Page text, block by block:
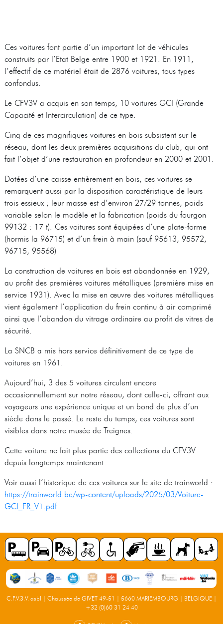
Ces voitures font partie d’un important lot de véhicules
construits par l’Etat Belge entre 1900 et 1921. En 1911,
l’effectif de ce matériel était de 2876 voitures, tous types
confondus.
Le CFV3V a acquis en son temps, 10 voitures GCI (Grande
Capacité et Intercirculation) de ce type.
Cinq de ces magnifiques voitures en bois subsistent sur le
réseau, dont les deux premières acquisitions du club, qui ont
fait l’objet d’une restauration en profondeur en 2000 et 2001.
Dotées d’une caisse entièrement en bois, ces voitures se
remarquent aussi par la disposition caractéristique de leurs
trois essieux ; leur masse est d’environ 27/29 tonnes, poids
variable selon le modèle et la fabrication (poids du fourgon
99132 : 17 t). Ces voitures sont équipées d’une plate-forme
(hormis la 96715) et d’un frein à main (sauf 95613, 95572,
96715, 95568)
La construction de voitures en bois est abandonnée en 1929,
au profit des premières voitures métalliques (première mise en
service 1931). Avec la mise en œuvre des voitures métalliques
vient également l’application du frein continu à air comprimé
ainsi que l’abandon du vitrage ordinaire au profit de vitres de
sécurité.
La SNCB a mis hors service définitivement de ce type de
voitures en 1961.
Aujourd’hui, 3 des 5 voitures circulent encore
occasionnellement sur notre réseau, dont celle-ci, offrant aux
voyageurs une expérience unique et un bond de plus d’un
siècle dans le passé. Le reste du temps, ces voitures sont
visibles dans notre musée de Treignes.
Cette voiture ne fait plus partie des collections du CFV3V
depuis longtemps maintenant
Voir aussi l’historique de ces voitures sur le site de trainworld :
https://trainworld.be/wp-content/uploads/2025/03/Voiture-
GCI_FR_V1.pdf
C.F.V.3.V. asbl | Chaussée de GIVET 49-51 | 5660 MARIEMBOURG | BELGIQUE |
+32 (0)60 31 24 40